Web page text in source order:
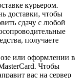
курьером.
доставки, чтобы
сдачу с любой
получаете
или оформлении в
Чтобы
вас на сервер